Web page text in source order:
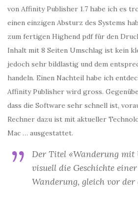
von Affinity Publisher 1.7 habe ich es
einen einzigen Absturz des Systems
zum fertigen Highend pdf für den
Inhalt mit 8 Seiten Umschlag ist kein
jedoch sehr bildlastig und dem
handeln. Einen Nachteil habe ich
Affinity Publisher wird gross.
dass die Software sehr schnell ist,
Rechner dazu ist mit aktueller
Mac … ausgestattet.
Der Titel «Wanderung mit
visuell die Geschichte
Wanderung, gleich vor der